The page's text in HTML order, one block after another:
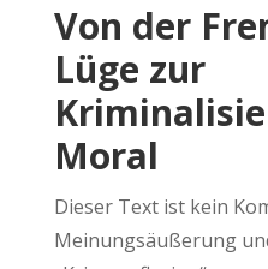
Von der
Lüge zur
Moral
Dieser Text ist kein
Meinungsäußerung